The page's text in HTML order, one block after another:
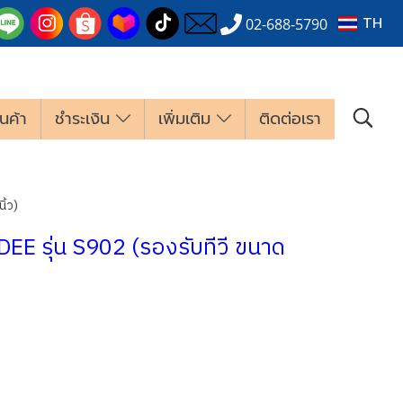
02-688-5790 TH
ค้า ชำระเงิน เพิ่มเติม ติดต่อเรา
ว)
รุ่น S902 (รองรับทีวี ขนาด